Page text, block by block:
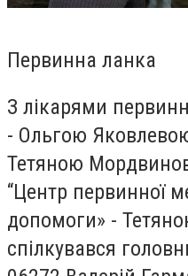
Первинна ланка
З лікарями
- Ольгою
Тетяною
“Центр первинної
допомоги» -
спілкувався